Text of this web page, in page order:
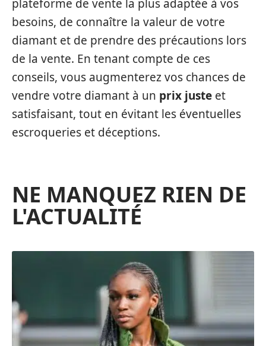
plateforme de vente la plus adaptée à vos
besoins, de connaître la valeur de votre
diamant et de prendre des précautions lors
de la vente. En tenant compte de ces
conseils, vous augmenterez vos chances de
vendre votre diamant à un prix juste et
satisfaisant, tout en évitant les éventuelles
escroqueries et déceptions.
NE MANQUEZ RIEN DE
L'ACTUALITÉ